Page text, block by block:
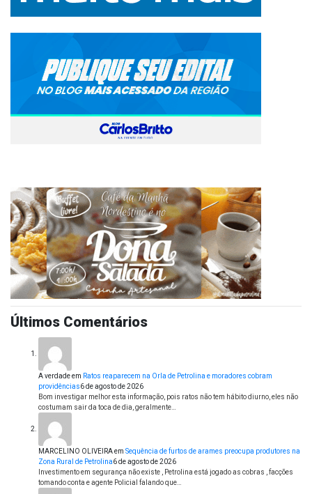
Últimos Comentários
A verdadeem Ratos reaparecem na Orla de Petrolina e moradores cobram
providências6 de agosto de 2026
Bom investigar melhor esta informação, pois ratos não tem hábito diurno, eles não
costumam sair da toca de dia, geralmente…
MARCELINO OLIVEIRAem Sequência de furtos de arames preocupa produtores na
Zona Rural de Petrolina6 de agosto de 2026
Investimento em segurança não existe , Petrolina está jogado as cobras , facções
tomando conta e agente Policial falando que…